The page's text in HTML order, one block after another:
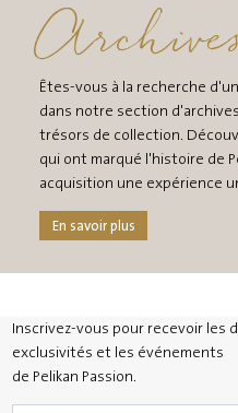
Êtes-vous à la recherche
dans notre section
trésors de collection.
qui ont marqué l'histoire de
acquisition une expérience
En savoir plus
Inscrivez-vous pour recevoir les
exclusivités et les événements
de Pelikan Passion.